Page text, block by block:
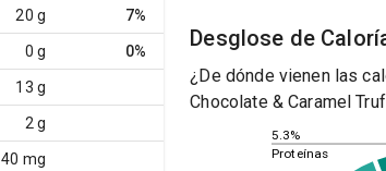
20 g 7%
0 g 0%
13 g
2 g
40 mg
Desglose de
¿De dónde vienen las
Chocolate & Caramel
5.3%
Proteínas